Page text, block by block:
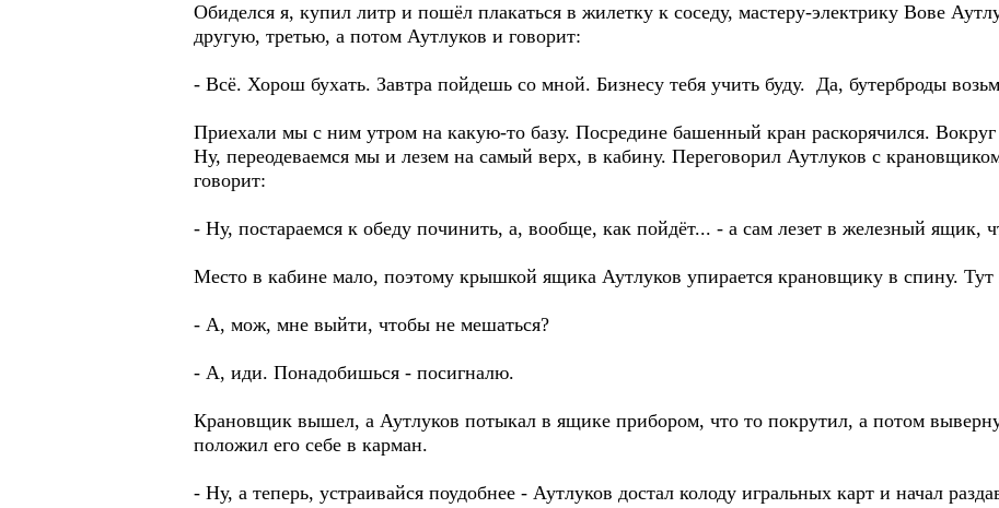
Обиделся я, купил литр и пошёл плакаться в жилетку к соседу, мастеру-электрику Вове
другую, третью, а потом Аутлуков и говорит:
- Всё. Хорош бухать. Завтра пойдешь со мной. Бизнесу тебя учить буду. Да, бутерброды
Приехали мы с ним утром на какую-то базу. Посредине башенный кран раскорячился.
Ну, переодеваемся мы и лезем на самый верх, в кабину. Переговорил Аутлуков с
говорит:
- Ну, постараемся к обеду починить, а, вообще, как пойдёт... - а сам лезет в железный ящик,
Место в кабине мало, поэтому крышкой ящика Аутлуков упирается крановщику в спину.
- А, мож, мне выйти, чтобы не мешаться?
- А, иди. Понадобишься - посигналю.
Крановщик вышел, а Аутлуков потыкал в ящике прибором, что то покрутил, а потом
положил его себе в карман.
- Ну, а теперь, устраивайся поудобнее - Аутлуков достал колоду игральных карт и начал